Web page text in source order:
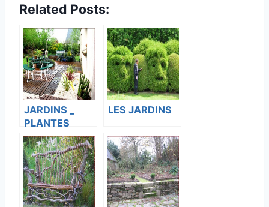
Related Posts:
JARDINS _
PLANTES
LES JARDINS